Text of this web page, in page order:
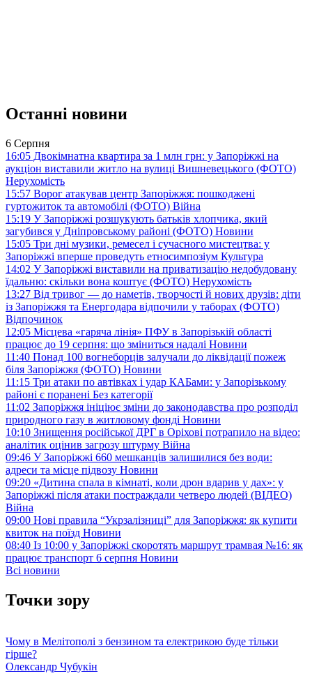
Останні новини
6 Серпня
16:05 Двокімнатна квартира за 1 млн грн: у Запоріжжі на
аукціон виставили житло на вулиці Вишневецького (ФОТО)
Нерухомість
15:57 Ворог атакував центр Запоріжжя: пошкоджені
гуртожиток та автомобілі (ФОТО) Війна
15:19 У Запоріжжі розшукують батьків хлопчика, який
загубився у Дніпровському районі (ФОТО) Новини
15:05 Три дні музики, ремесел і сучасного мистецтва: у
Запоріжжі вперше проведуть етносимпозіум Культура
14:02 У Запоріжжі виставили на приватизацію недобудовану
їдальню: скільки вона коштує (ФОТО) Нерухомість
13:27 Від тривог — до наметів, творчості й нових друзів: діти
із Запоріжжя та Енергодара відпочили у таборах (ФОТО)
Відпочинок
12:05 Місцева «гаряча лінія» ПФУ в Запорізькій області
працює до 19 серпня: що зміниться надалі Новини
11:40 Понад 100 вогнеборців залучали до ліквідації пожеж
біля Запоріжжя (ФОТО) Новини
11:15 Три атаки по автівках і удар КАБами: у Запорізькому
районі є поранені Без категорії
11:02 Запоріжжя ініціює зміни до законодавства про розподіл
природного газу в житловому фонді Новини
10:10 Знищення російської ДРГ в Оріхові потрапило на відео:
аналітик оцінив загрозу штурму Війна
09:46 У Запоріжжі 660 мешканців залишилися без води:
адреси та місце підвозу Новини
09:20 «Дитина спала в кімнаті, коли дрон вдарив у дах»: у
Запоріжжі після атаки постраждали четверо людей (ВІДЕО)
Війна
09:00 Нові правила “Укрзалізниці” для Запоріжжя: як купити
квиток на поїзд Новини
08:40 Із 10:00 у Запоріжжі скоротять маршрут трамвая №16: як
працює транспорт 6 серпня Новини
Всі новини
Точки зору
Чому в Мелітополі з бензином та електрикою буде тільки
гірше?
Олександр Чубукін